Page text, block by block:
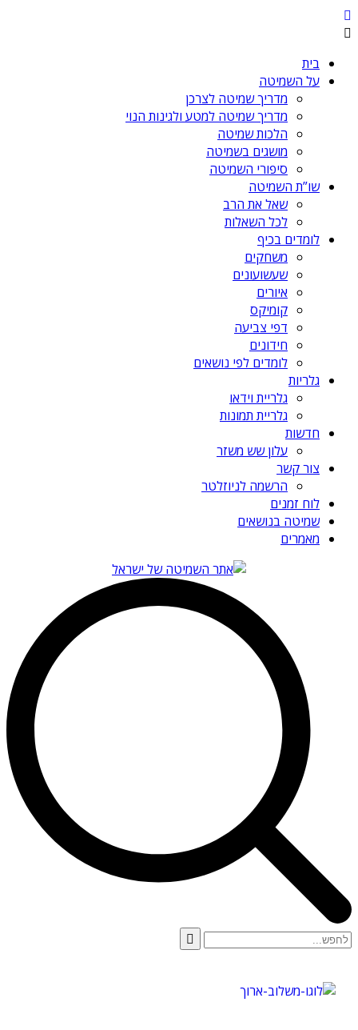
בית
על השמיטה
מדריך שמיטה לצרכן
מדריך שמיטה למטע ולגינות הנוי
הלכות שמיטה
מושגים בשמיטה
סיפורי השמיטה
שו”ת השמיטה
שאל את הרב
לכל השאלות
לומדים בכיף
משחקים
שעשועונים
איורים
קומיקס
דפי צביעה
חידונים
לומדים לפי נושאים
גלריות
גלריית וידאו
גלריית תמונות
חדשות
עלון שש משזר
צור קשר
הרשמה לניוזלטר
לוח זמנים
שמיטה בנושאים
מאמרים